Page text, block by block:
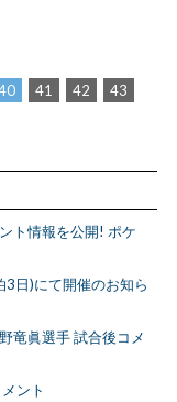
41 42
43
ト情報を公開! ポケ
3日)にて開催のお知ら
竜眞選手 試合後コメ
ント